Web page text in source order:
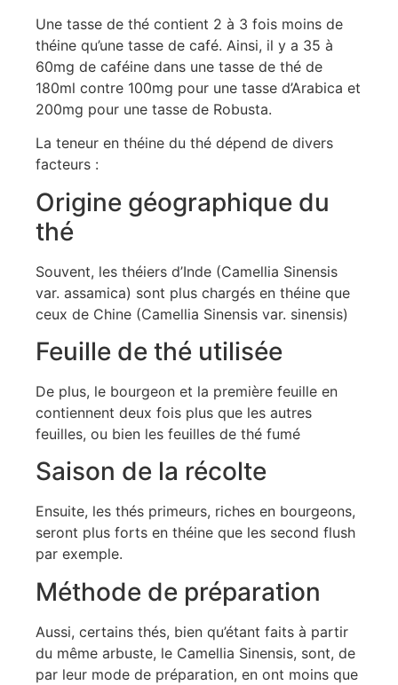
Une tasse de thé contient 2 à 3 fois moins de
théine qu’une tasse de café. Ainsi, il y a 35 à
60mg de caféine dans une tasse de thé de
180ml contre 100mg pour une tasse d’Arabica et
200mg pour une tasse de Robusta.
La teneur en théine du thé dépend de divers
facteurs :
Origine géographique du
thé
Souvent, les théiers d’Inde (Camellia Sinensis
var. assamica) sont plus chargés en théine que
ceux de Chine (Camellia Sinensis var. sinensis)
Feuille de thé utilisée
De plus, le bourgeon et la première feuille en
contiennent deux fois plus que les autres
feuilles, ou bien les feuilles de thé fumé
Saison de la récolte
Ensuite, les thés primeurs, riches en bourgeons,
seront plus forts en théine que les second flush
par exemple.
Méthode de préparation
Aussi, certains thés, bien qu’étant faits à partir
du même arbuste, le Camellia Sinensis, sont, de
par leur mode de préparation, en ont moins que